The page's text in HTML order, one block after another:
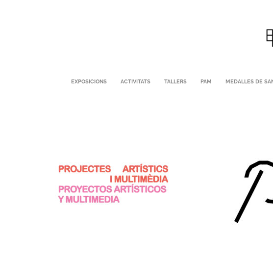
Navigation
EXPOSICIONS ACTIVITATS TALLERS PAM MEDALLES DE